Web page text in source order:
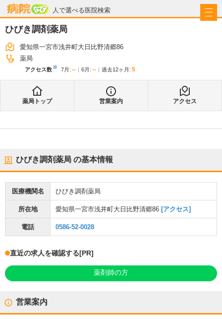
人で選べる医院検索
病院なび
ひびき調剤薬局
愛知県一宮市浅井町大日比野清郷86
薬局
アクセス数※ 7月 : -- 6月 : -- 過去12ヶ月: 5
薬局トップ 営業案内 アクセス
ひびき調剤薬局 の基本情報
医療機関名 ひびき調剤薬局
所在地 愛知県一宮市浅井町大日比野清郷86 [アクセス]
電話 0586-52-0028
直近の求人を確認する[PR]
薬剤師の方
営業案内